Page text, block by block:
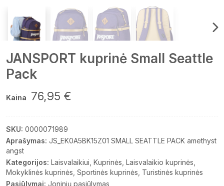
JANSPORT kuprinė Small Seattle
Pack
Kaina 76,95 €
SKU: 0000071989
Aprašymas: JS_EK0A5BK15Z01 SMALL SEATTLE PACK amethyst
angst
Kategorijos: Laisvalaikiui Kuprinės Laisvalaikio kuprinės
Mokyklinės kuprinės Sportinės kuprinės Turistinės kuprinės
Pasiūlymai: Joninių pasiūlymas